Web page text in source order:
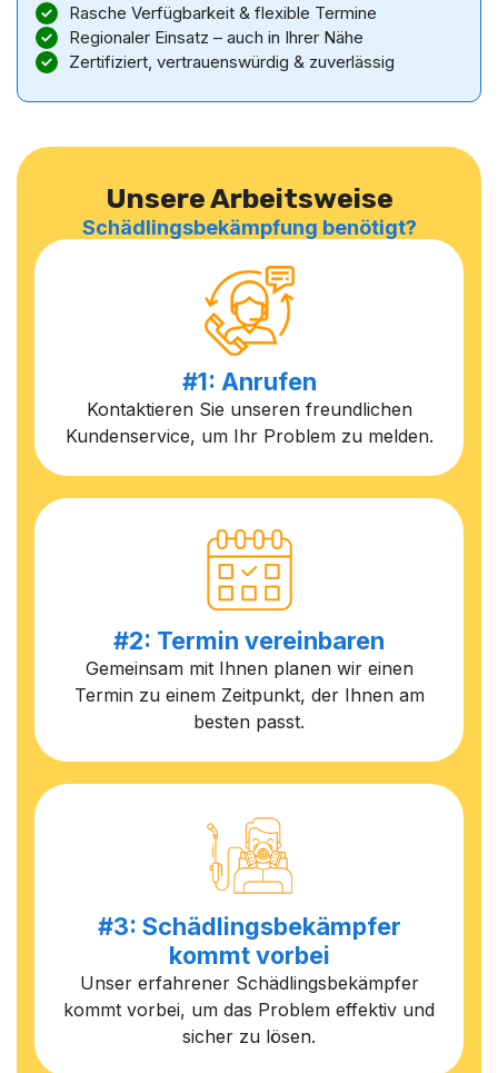
Rasche Verfügbarkeit & flexible Termine
Regionaler Einsatz – auch in Ihrer Nähe
Zertifiziert, vertrauenswürdig & zuverlässig
Unsere Arbeitsweise
Schädlingsbekämpfung benötigt?
#1: Anrufen
Kontaktieren Sie unseren freundlichen
Kundenservice, um Ihr Problem zu melden.
#2: Termin vereinbaren
Gemeinsam mit Ihnen planen wir einen
Termin zu einem Zeitpunkt, der Ihnen am
besten passt.
#3: Schädlingsbekämpfer
kommt vorbei
Unser erfahrener Schädlingsbekämpfer
kommt vorbei, um das Problem effektiv und
sicher zu lösen.